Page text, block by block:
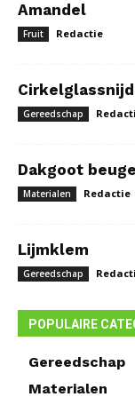
Amandel
Fruit Redactie
Gereedschap
Dakgoot
Materialen Redactie
Lijmklem
Gereedschap
POPULAIRE
Gereedschap
Materialen